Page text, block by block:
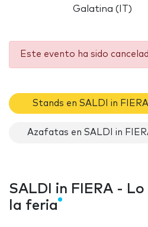
Galatina (IT)
Este evento ha sido
Stands en SALDI in
Azafatas en SALDI in
SALDI in FIERA -
la feria